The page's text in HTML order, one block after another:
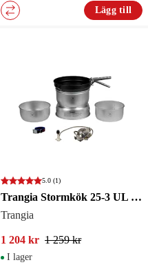
Lägg till
5.0 (1)
Trangia Stormkök 25-3 UL med gasbrännare
Trangia
1 204 kr 1 259 kr
I lager